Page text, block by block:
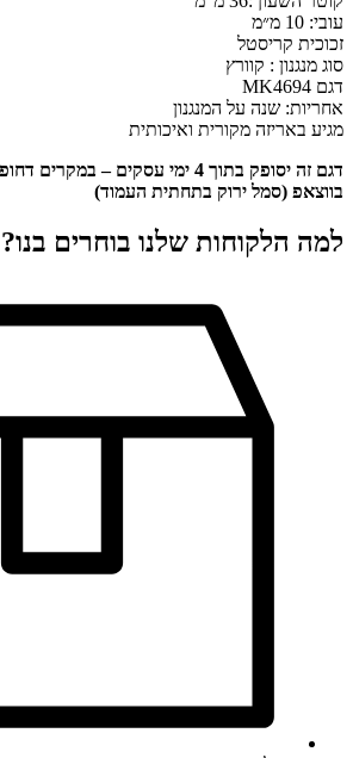
עובי: 10 מ״מ
זכוכית קריסטל
סוג מנגנון : קוורץ
דגם MK4694
אחריות: שנה על המנגנון
מגיע באריזה מקורית ואיכותית
דגם זה יסופק בתוך 4 ימי עסקים –
בווצאפ (סמל ירוק בתחתית העמוד)
למה הלקוחות שלנו בוחרים בנו?